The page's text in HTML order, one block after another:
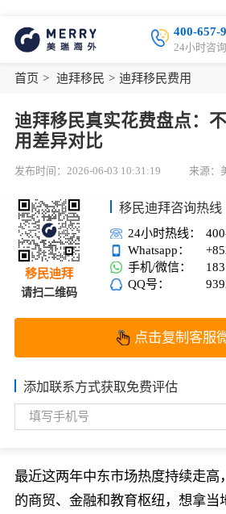
400-657-
24小时咨
首页 > 迪拜移民 > 迪拜移民费用
迪拜移民真实花费盘点：
用差异对比
发布时间：2026-06-03 10:31:19 来源：
移民迪拜
请扫二维码
移民迪拜咨询热线
24小时热线：
Whatsapp：
手机/微信：
QQ号：
点击复制客服
添加联系方式获取免费评估
最近这两年中东市场热度持续走高
的商贸、金融和教育枢纽，想拿当